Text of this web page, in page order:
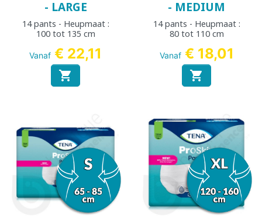
- LARGE
14 pants - Heupmaat :
100 tot 135 cm
Vanaf € 22,11

- MEDIUM
14 pants - Heupmaat :
80 tot 110 cm
Vanaf € 18,01
